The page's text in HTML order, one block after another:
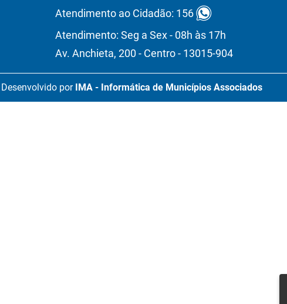
Atendimento ao Cidadão: 156
Atendimento: Seg a Sex - 08h às 17h
Av. Anchieta, 200 - Centro - 13015-904
Desenvolvido por IMA - Informática de Municípios Associados